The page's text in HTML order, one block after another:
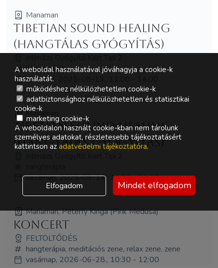
Manaman
Tibetian Sound Healing
(hangtálas gyógyítás)
hangterápia
szombat, 2025-09-13., 11:00 - 14:00
Manaman
Tibetian Sound Healing
(hangtálas gyógyítás)
vasárnap, 2025-09-14., 11:00 - 13:00
Manaman, Péterfy Kinga (Pink Medusa)
koncert
FELTÖLTŐDÉS
hangterápia, meditációs zene, relax zene, zene
vasárnap, 2026-06-28., 10:30 - 12:00
A weboldal használatával jóváhagyja a cookie-k
használatát.
működéshez nélkülözhetetlen cookie-k
adatbiztonsághoz nélkülözhetetlen és statisztikai
cookie-k
marketing cookie-k
A weboldalon használt cookie-kban nem tárolunk
személyes adatokat, részletesebb tájékoztatásért
kattintson az adatvédelmi tájékoztatóra.
Elfogadom Mindet elfogadom